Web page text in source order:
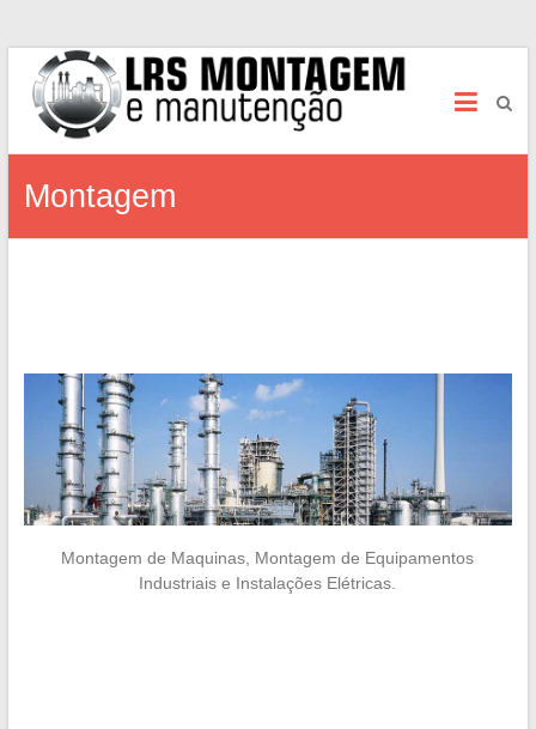
LRS Manutenção e Montagem
Montagem
Montagem de Maquinas, Montagem de Equipamentos
Industriais e Instalações Elétricas.